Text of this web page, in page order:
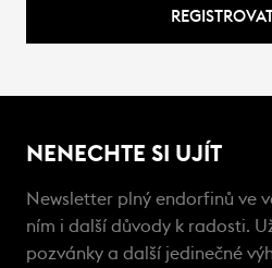
NENECHTE SI UJÍT
Newsletter plný endorfinů ve
ním i další důvody k radosti.
pozvánky a další jedinečné